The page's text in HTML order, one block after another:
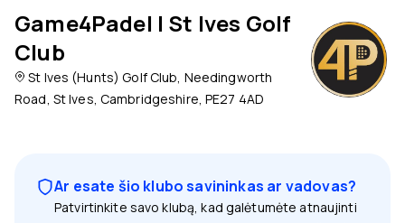
Game4Padel | St Ives Golf
Club
St Ives (Hunts) Golf Club, Needingworth
Road, St Ives, Cambridgeshire, PE27 4AD
Ar esate šio klubo savininkas ar vadovas?
Patvirtinkite savo klubą, kad galėtumėte atnaujinti